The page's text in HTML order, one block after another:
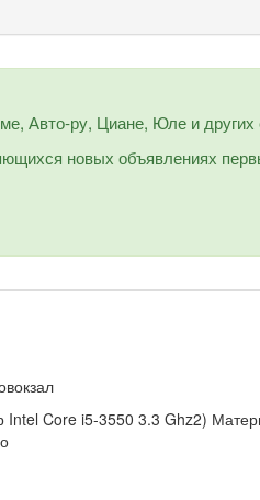
Авто-ру, Циане, Юле и других
новых объявлениях
Core i5-3550 3.3 Ghz2)